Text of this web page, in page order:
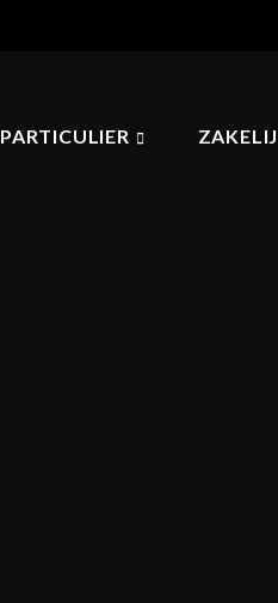
PARTICULIER